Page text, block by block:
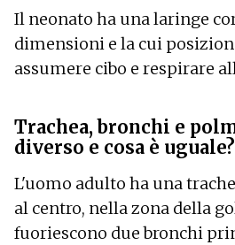
Il neonato ha una laringe
dimensioni e la cui
assumere cibo e respirare
Trachea, bronchi e
diverso e cosa è uguale?
L'uomo adulto ha una
al centro, nella zona della
fuoriescono due bronchi